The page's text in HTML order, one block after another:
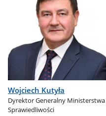
Wojciech Kutyła
Dyrektor Generalny Ministerstwa
Sprawiedliwości